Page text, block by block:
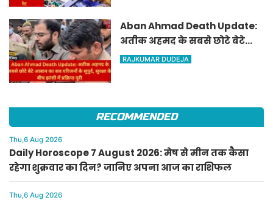
Aban Ahmad Death Update:
अतीक अहमद के सबसे छोटे बेटे
आबान का शव परिजनों के सुपुर्द,
RAJKUMAR DUDEJA
RECOMMENDED
Thu,6 Aug 2026
Daily Horoscope 7 August 2026: मेष से मीन तक कैसा
रहेगा शुक्रवार का दिन? जानिए अपना आज का राशिफल
Thu,6 Aug 2026